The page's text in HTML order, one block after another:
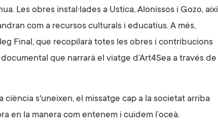
Les obres instal·lades a Ustica, Aloníssos i Gozo, així
com a recursos culturals i educatius. A més,
Final, que recopilarà totes les obres i contribucions
que narrarà el viatge d’Art4Sea a través de
s'uneixen, el missatge cap a la societat arriba
en la manera com entenem i cuidem l’oceà.